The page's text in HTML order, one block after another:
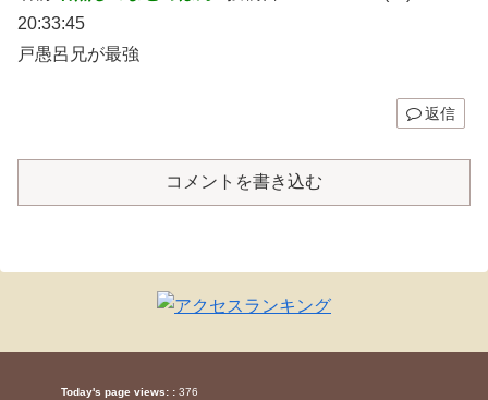
20:33:45
戸愚呂兄が最強
返信
コメントを書き込む
Today's page views: : 376